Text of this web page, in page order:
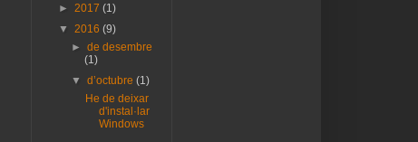
► 2017 (1)
▼ 2016 (9)
►de desembre
(1)
▼d’octubre(1)
He de deixar
d'instal·lar
Windows